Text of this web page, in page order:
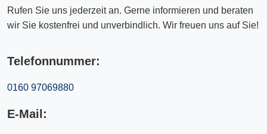
Rufen Sie uns jederzeit an. Gerne informieren und beraten
wir Sie kostenfrei und unverbindlich. Wir freuen uns auf Sie!
Telefonnummer:
0160 97069880
E-Mail: